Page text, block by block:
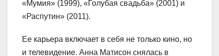
«Мумия» (1999), «Голубая свадьба» (2001) и
«Распутин» (2011).
Ее карьера включает в себя не только кино, но
и телевидение. Анна Матисон снялась в